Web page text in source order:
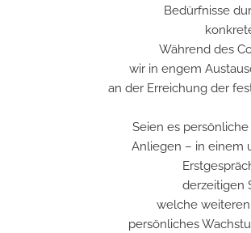
Bedürfnisse
Während des
wir in engem
an der Erreichung der
Seien es
Anliegen – in einem
derzeitigen
welche
persönliches